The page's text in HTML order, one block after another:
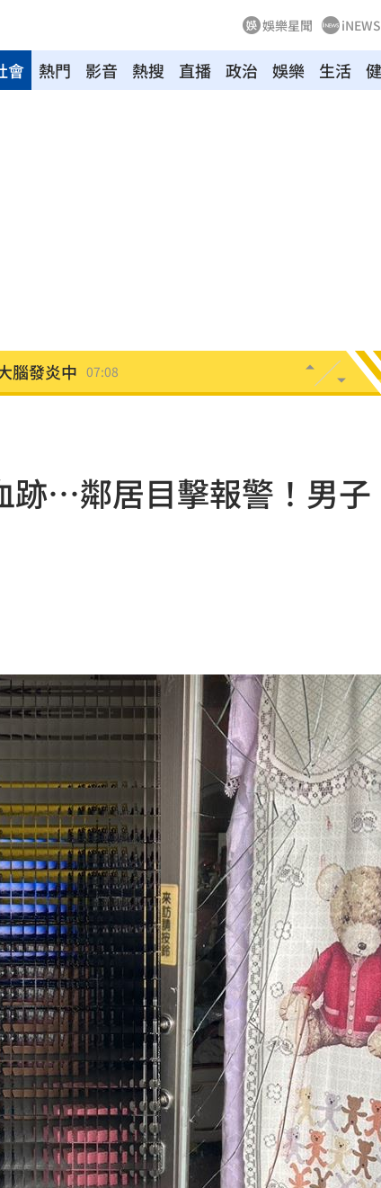
娛樂星聞 iNEWS
熱門 影音 熱搜 直播 政治
會 娛樂 生活
腦發炎中 07:08
盟
06:54
生育旅遊
物」
困、昏迷
」3人送醫 06:24
延續反彈 06:21
小漲39點 06:12
旺到爆 06:10
陸2關鍵 06:08
怪 06:07
！ 18:15
跡⋯鄰居目擊報警！男子